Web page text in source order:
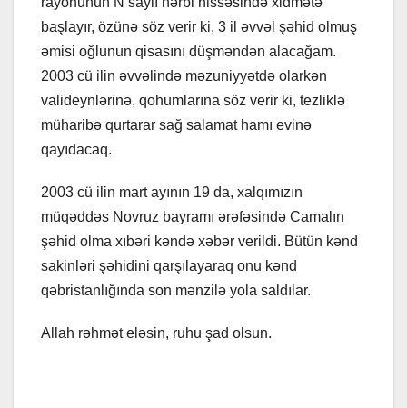
başlayır, özünə söz verir ki, 3 il əvvəl şəhid olmuş
əmisi oğlunun qisasını düşməndən alacağam.
2003 cü ilin əvvəlində məzuniyyətdə olarkən
valideynlərinə, qohumlarına söz verir ki, tezliklə
müharibə qurtarar sağ salamat hamı evinə
qayıdacaq.
2003 cü ilin mart ayının 19 da, xalqımızın
müqəddəs Novruz bayramı ərəfəsində Camalın
şəhid olma xıbəri kəndə xəbər verildi. Bütün kənd
sakinləri şəhidini qarşılayaraq onu kənd
qəbristanlığında son mənzilə yola saldılar.
Allah rəhmət eləsin, ruhu şad olsun.